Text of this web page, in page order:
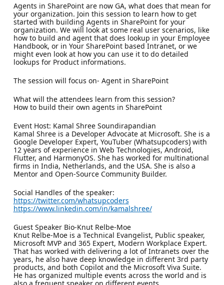
Agents in SharePoint are now GA, what does that mean for
your organization. Join this session to learn how to get
started with building Agents in SharePoint for your
organization. We will look at some real user scenarios, like
how to build and agent that does lookup in your Employee
Handbook, or in Your SharePoint based Intranet, or we
might even look at how you can use it to do detailed
lookups for Product informations.
The session will focus on- Agent in SharePoint
What will the attendees learn from this session?
How to build their own agents in SharePoint
Event Host: Kamal Shree Soundirapandian
Kamal Shree is a Developer Advocate at Microsoft. She is a
Google Developer Expert, YouTuber (Whatsupcoders) with
12 years of experience in Web Technologies, Android,
Flutter, and HarmonyOS. She has worked for multinational
firms in India, Netherlands, and the USA. She is also a
Mentor and Open-Source Community Builder.
Social Handles of the speaker:
https://twitter.com/whatsupcoders
https://www.linkedin.com/in/kamalshree/
Guest Speaker Bio-Knut Relbe-Moe
Knut Relbe-Moe is a Technical Evangelist, Public speaker,
Microsoft MVP and 365 Expert, Modern Workplace Expert.
That has worked with delivering a lot of Intranets over the
years, he also have deep knowledge in different 3rd party
products, and both Copilot and the Microsoft Viva Suite.
He has organized multiple events across the world and is
also a frequent speaker on different events.